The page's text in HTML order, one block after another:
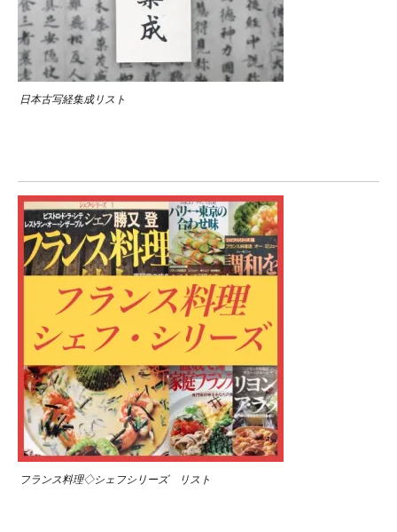
日本古写経集成リスト
フランス料理◇シェフシリーズ リスト